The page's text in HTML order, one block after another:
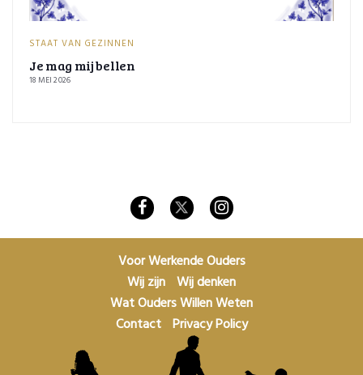
STAAT VAN GEZINNEN
Je mag mij bellen
18 MEI 2026
Voor Werkende Ouders
Wij zijn Wij denken
Wat Ouders Willen Weten
Contact Privacy Policy